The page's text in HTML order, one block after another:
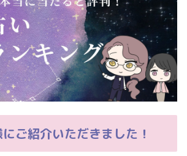
ご紹介いただきました！